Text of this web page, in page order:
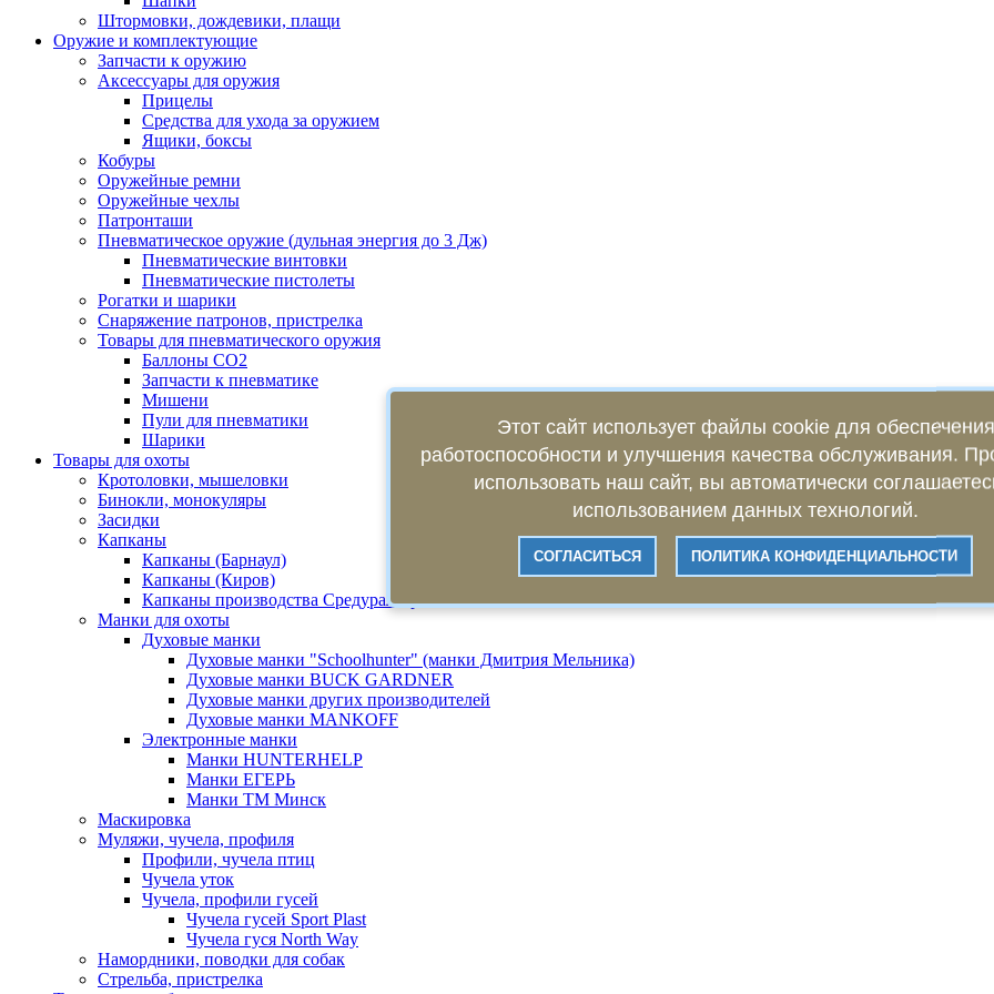
Штормовки, дождевики, плащи
Оружие и комплектующие
Запчасти к оружию
Аксессуары для оружия
Прицелы
Средства для ухода за оружием
Ящики, боксы
Кобуры
Оружейные ремни
Оружейные чехлы
Патронташи
Пневматическое оружие (дульная энергия до 3 Дж)
Пневматические винтовки
Пневматические пистолеты
Рогатки и шарики
Снаряжение патронов, пристрелка
Товары для пневматического оружия
Баллоны СО2
Запчасти к пневматике
Мишени
Пули для пневматики
Шарики
Товары для охоты
Кротоловки, мышеловки
Бинокли, монокуляры
Засидки
Капканы
Капканы (Барнаул)
Капканы (Киров)
Капканы производства Средуралстрой
Манки для охоты
Духовые манки
Духовые манки "Schoolhunter" (манки Дмитрия Мельника)
Духовые манки BUCK GARDNER
Духовые манки других производителей
Духовые манки MANKOFF
Электронные манки
Манки HUNTERHELP
Манки ЕГЕРЬ
Манки ТМ Минск
Маскировка
Муляжи, чучела, профиля
Профили, чучела птиц
Чучела уток
Чучела, профили гусей
Чучела гусей Sport Plast
Чучела гуся North Way
Намордники, поводки для собак
Стрельба, пристрелка
Этот сайт использует файлы cookie для обеспечения
работоспособности и улучшения качества обслуживания.
использовать наш сайт, вы автоматически
использованием данных технологий.
СОГЛАСИТЬСЯ ПОЛИТИКА КОНФИДЕНЦИАЛЬНОСТИ